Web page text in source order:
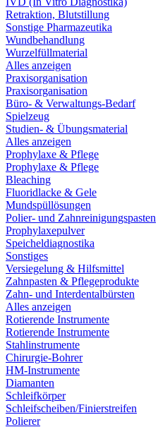
Retraktion, Blutstillung
Sonstige Pharmazeutika
Wundbehandlung
Wurzelfüllmaterial
Alles anzeigen
Praxisorganisation
Praxisorganisation
Büro- & Verwaltungs-Bedarf
Spielzeug
Studien- & Übungsmaterial
Alles anzeigen
Prophylaxe & Pflege
Prophylaxe & Pflege
Bleaching
Fluoridlacke & Gele
Mundspüllösungen
Polier- und Zahnreinigungspasten
Prophylaxepulver
Speicheldiagnostika
Sonstiges
Versiegelung & Hilfsmittel
Zahnpasten & Pflegeprodukte
Zahn- und Interdentalbürsten
Alles anzeigen
Rotierende Instrumente
Rotierende Instrumente
Stahlinstrumente
Chirurgie-Bohrer
HM-Instrumente
Diamanten
Schleifkörper
Schleifscheiben/Finierstreifen
Polierer